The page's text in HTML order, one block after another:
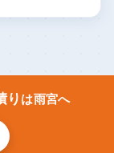
り は雨宮へ